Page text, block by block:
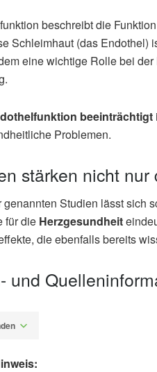
beschreibt die
Schleimhaut (das Endothel)
eine wichtige Rolle bei
beeinträchtigt
Problemen.
stärken nicht
genannten Studien lässt sich
für die Herzgesundheit
die ebenfalls bereits
und